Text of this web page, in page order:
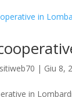
| Giu 8,
in